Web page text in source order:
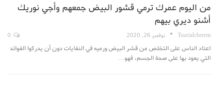
من اليوم عمرك ترمي قشور البيض جمعهم وأجي نوريك
أشنو ديري بيهم
TouriaIcherem نوفمبر 26, 2020
اعتاد الناس على التخلص من قشر البيض ورميه في النفايات دون أن يدركوا الفوائد
التي يعود بها على صحة الجسم، فهو…